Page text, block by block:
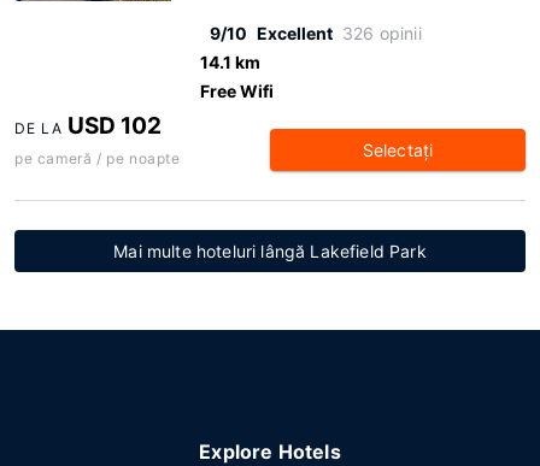
9/10 Excellent 326 opinii
14.1 km
Free Wifi
DE LA USD 102
pe cameră / pe noapte Selectaţi
Mai multe hoteluri lângă Lakefield Park
Explore Hotels